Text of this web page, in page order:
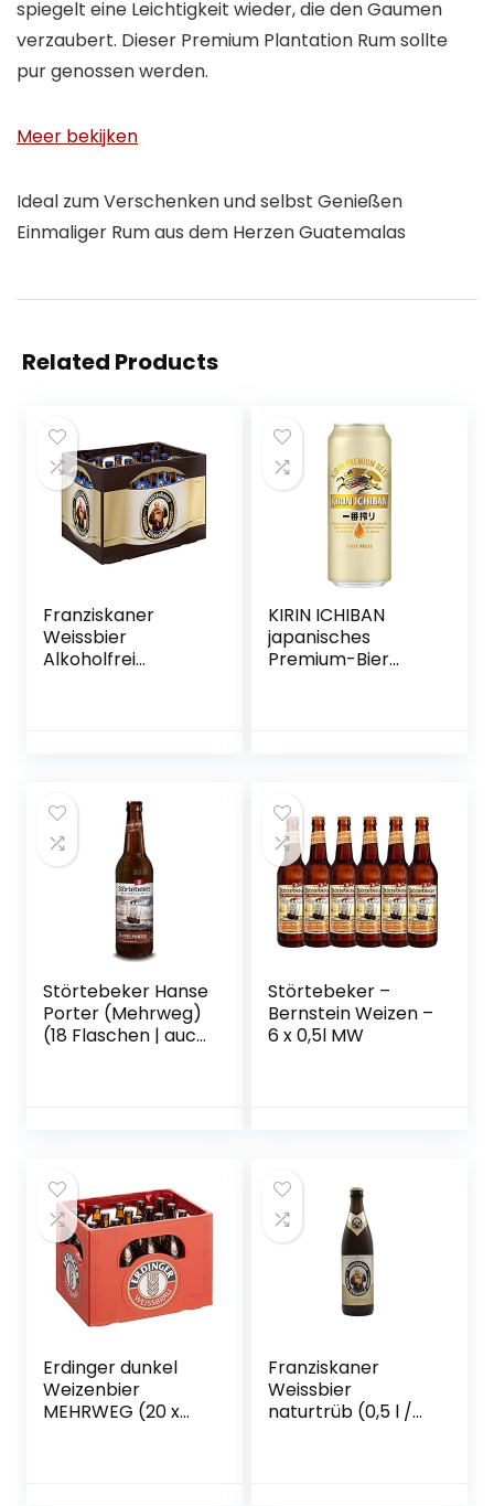
spiegelt eine Leichtigkeit wieder, die den Gaumen
verzaubert. Dieser Premium Plantation Rum sollte
pur genossen werden.
Meer bekijken
Ideal zum Verschenken und selbst Genießen
Einmaliger Rum aus dem Herzen Guatemalas
Related Products
Franziskaner
Weissbier
Alkoholfrei
aus München
KIRIN ICHIBAN
japanisches
Premium-Bier
Einweg) (1 x 0,5 l)
Störtebeker Hanse
Porter (Mehrweg)
(18 Flaschen | auch
Störtebeker –
Bernstein Weizen –
6 x 0,5l MW
Erdinger dunkel
Weizenbier
MEHRWEG (20 x
Franziskaner
Weissbier
naturtrüb (0,5 l /